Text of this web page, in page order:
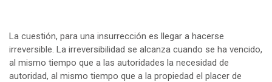
La cuestión, para una insurrección es llegar a hacerse
irreversible. La irreversibilidad se alcanza cuando se ha vencido,
al mismo tiempo que a las autoridades la necesidad de
autoridad, al mismo tiempo que a la propiedad el placer de